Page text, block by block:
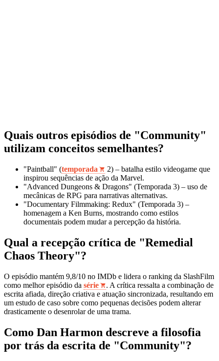
Quais outros episódios de "Community"
utilizam conceitos semelhantes?
"Paintball" (temporada
2) – batalha estilo videogame que
inspirou sequências de ação da Marvel.
"Advanced Dungeons & Dragons" (Temporada 3) – uso de
mecânicas de RPG para narrativas alternativas.
"Documentary Filmmaking: Redux" (Temporada 3) –
homenagem a Ken Burns, mostrando como estilos
documentais podem mudar a percepção da história.
Qual a recepção crítica de "Remedial
Chaos Theory"?
O episódio mantém 9,8/10 no IMDb e lidera o ranking da SlashFilm
como melhor episódio da série
. A crítica ressalta a combinação de
escrita afiada, direção criativa e atuação sincronizada, resultando em
um estudo de caso sobre como pequenas decisões podem alterar
drasticamente o desenrolar de uma trama.
Como Dan Harmon descreve a filosofia
por trás da escrita de "Community"?